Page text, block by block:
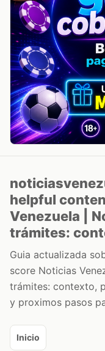
helpful
Venezuela |
trámites:
Guia actualizada
score Noticias
trámites: contexto,
y proximos pasos
Inicio